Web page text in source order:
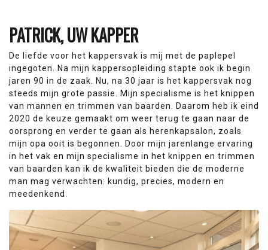
PATRICK, UW KAPPER
De liefde voor het kappersvak is mij met de paplepel
ingegoten. Na mijn kappersopleiding stapte ook ik begin
jaren 90 in de zaak. Nu, na 30 jaar is het kappersvak nog
steeds mijn grote passie. Mijn specialisme is het knippen
van mannen en trimmen van baarden. Daarom heb ik eind
2020 de keuze gemaakt om weer terug te gaan naar de
oorsprong en verder te gaan als herenkapsalon, zoals
mijn opa ooit is begonnen. Door mijn jarenlange ervaring
in het vak en mijn specialisme in het knippen en trimmen
van baarden kan ik de kwaliteit bieden die de moderne
man mag verwachten: kundig, precies, modern en
meedenkend.